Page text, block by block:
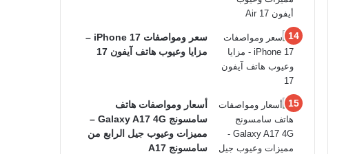
سعر ومواصفات iPhone 17 –
مزايا وعيوب هاتف آيفون 17
أسعار ومواصفات هاتف
سامسونج Galaxy A17 4G –
مميزات وعيوب جيل الرابع من
سامسونج A17